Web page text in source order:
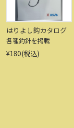
はりよし鈎カタログ
各種釣針を掲載
¥180(税込)